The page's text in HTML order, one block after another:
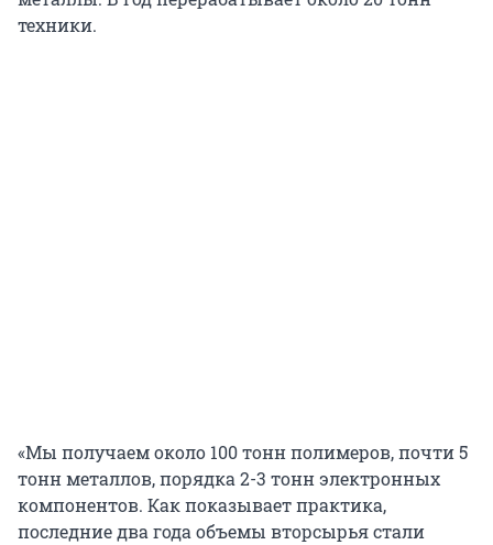
техники.
«Мы получаем около 100 тонн полимеров, почти 5
тонн металлов, порядка 2-3 тонн электронных
компонентов. Как показывает практика,
последние два года объемы вторсырья стали